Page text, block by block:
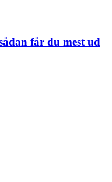
får du mest ud